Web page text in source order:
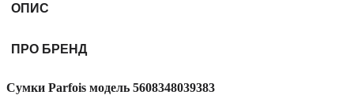
ОПИС
ПРО БРЕНД
Сумки Parfois модель 5608348039383